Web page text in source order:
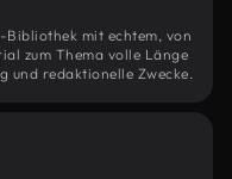
mit echtem, von
zum Thema volle Länge
und redaktionelle Zwecke.